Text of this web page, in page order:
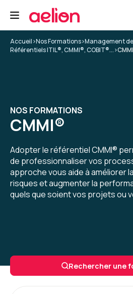
Accueil>Nos Formations>Management
Référentiels ITIL®, CMMI®, COBIT®...>
NOS FORMATIONS
CMMI®
Adopter le référentiel CMMI®
de professionnaliser vos
approche vous aide à améliorer
risques et augmenter la
quels que soient vos projets ou
Rechercher une